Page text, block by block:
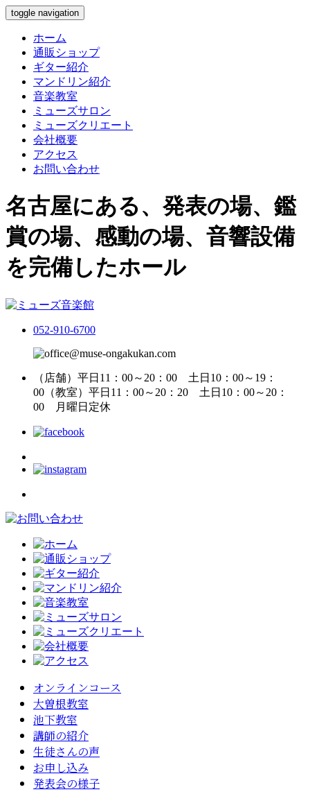
toggle navigation
ホーム
通販ショップ
ギター紹介
マンドリン紹介
音楽教室
ミューズサロン
ミューズクリエート
会社概要
アクセス
お問い合わせ
名古屋にある、発表の場、鑑
賞の場、感動の場、音響設備
を完備したホール
052-910-6700
（店舗）平日11：00～20：00 土日10：00～19：
00 （教室）平日11：00～20：20 土日10：00～20：
00 月曜日定休
オンラインコース
大曽根教室
池下教室
講師の紹介
生徒さんの声
お申し込み
発表会の様子